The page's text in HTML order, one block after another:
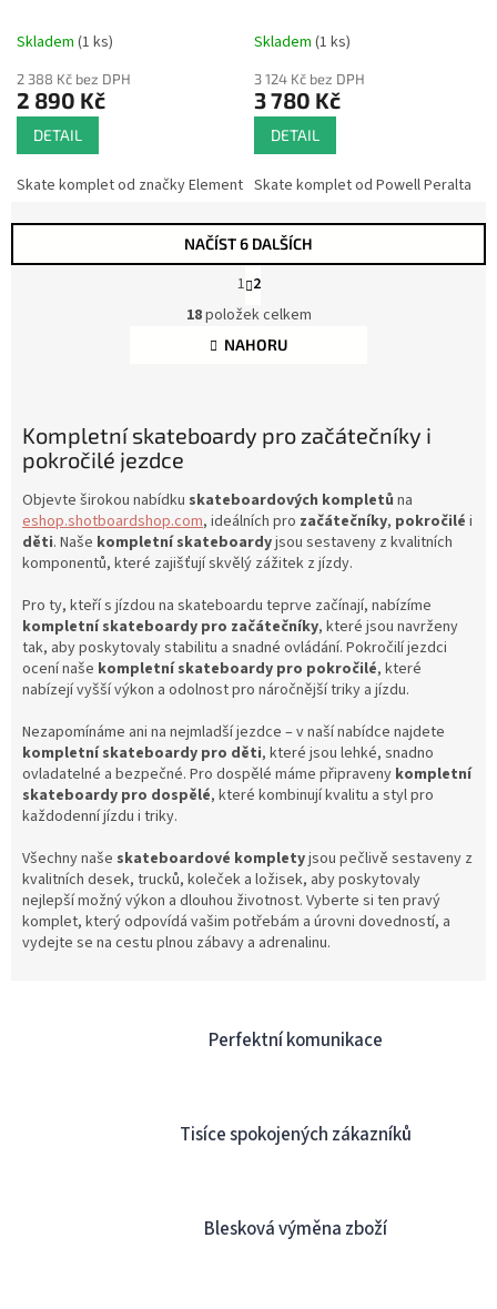
Skladem (1 ks)
2 388 Kč bez DPH
2 890 Kč
DETAIL
Skate komplet od značky Element
x 31.45 2025/26
Skladem (1 ks)
3 124 Kč bez DPH
3 780 Kč
DETAIL
Skate komplet od Powell Peralta
v
l
c
í
r
v
k
y
v
ý
p
i
s
u
NAČÍST 6 DALŠÍCH
S
t
r
n
n
1 2
18položek celkem
NAHORU
Kompletní skateboardy pro začátečníky i
pokročilé jezdce
Objevte širokou nabídku skateboardových kompletů na
eshop.shotboardshop.com, ideálních pro začátečníky, pokročilé i
děti. Naše kompletní skateboardyjsou sestaveny z kvalitních
komponentů, které zajišťují skvělý zážitek z jízdy.
Pro ty, kteří s jízdou na skateboardu teprve začínají, nabízíme
kompletní skateboardy pro začátečníky, které jsou navrženy
tak, aby poskytovaly stabilitu a snadné ovládání. Pokročilí jezdci
ocení naše kompletní skateboardy pro pokročilé, které
nabízejí vyšší výkon a odolnost pro náročnější triky a jízdu.
Nezapomínáme ani na nejmladší jezdce – v naší nabídce najdete
kompletní skateboardy pro děti, které jsou lehké, snadno
ovladatelné a bezpečné. Pro dospělé máme připraveny kompletní
skateboardy pro dospělé, které kombinují kvalitu a styl pro
každodenní jízdu i triky.
Všechny naše skateboardové kompletyjsou pečlivě sestaveny z
kvalitních desek, trucků, koleček a ložisek, aby poskytovaly
nejlepší možný výkon a dlouhou životnost. Vyberte si ten pravý
komplet, který odpovídá vašim potřebám a úrovni dovedností, a
vydejte se na cestu plnou zábavy a adrenalinu.
Perfektní komunikace
Tisíce spokojených zákazníků
Blesková výměna zboží